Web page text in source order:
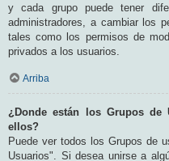
y cada grupo puede tener
administradores, a cambiar los
tales como los permisos de
privados a los usuarios.
Arriba
¿Donde están los Grupos
ellos?
Puede ver todos los Grupos de
Usuarios". Si desea unirse a